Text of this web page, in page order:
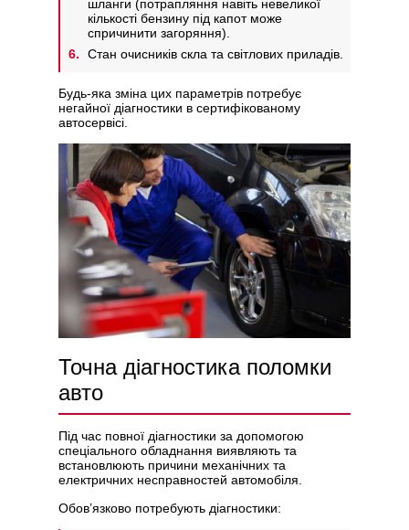
шланги (потрапляння навіть невеликої
кількості бензину під капот може
спричинити загоряння).
Стан очисників скла та світлових приладів.
Будь-яка зміна цих параметрів потребує
негайної діагностики в сертифікованому
автосервісі.
Точна діагностика поломки
авто
Під час повної діагностики за допомогою
спеціального обладнання виявляють та
встановлюють причини механічних та
електричних несправностей автомобіля.
Обов’язково потребують діагностики: